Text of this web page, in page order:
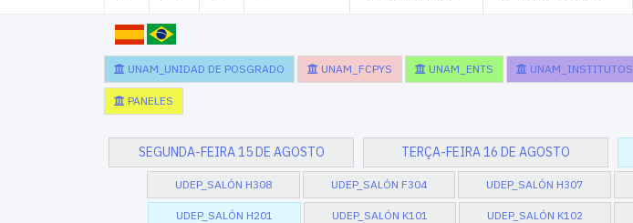
UNAM_UNIDAD DE POSGRADO UNAM_FCPYS UNAM_ENTS UNAM_INSTITUTOS
PANELES
SEGUNDA-FEIRA 15 DE AGOSTO TERÇA-FEIRA 16 DE AGOSTO
UDEP_SALÓN H308 UDEP_SALÓN F304 UDEP_SALÓN H307
UDEP_SALÓN H201 UDEP_SALÓN K101 UDEP_SALÓN K102